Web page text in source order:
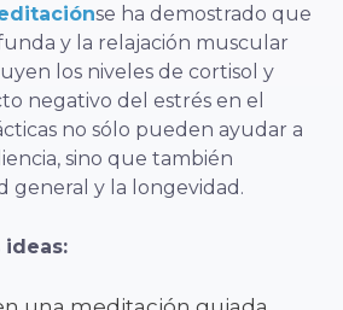
se ha demostrado que
y la relajación muscular
los niveles de cortisol y
negativo del estrés en el
no sólo pueden ayudar a
sino que también
general y la longevidad.
ideas: